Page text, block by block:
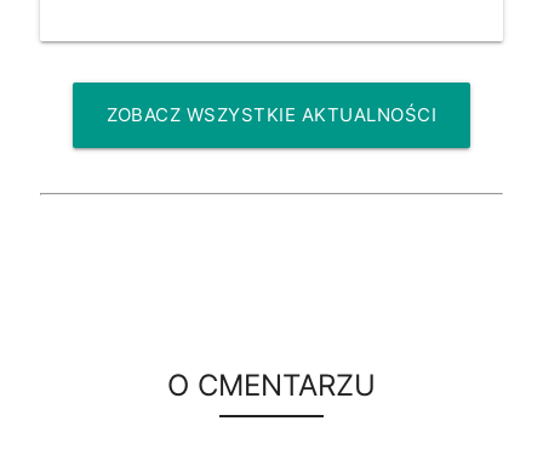
ZOBACZ WSZYSTKIE AKTUALNOŚCI
O CMENTARZU